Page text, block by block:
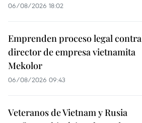
06/08/2026 18:02
Emprenden proceso legal contra
director de empresa vietnamita
Mekolor
06/08/2026 09:43
Veteranos de Vietnam y Rusia